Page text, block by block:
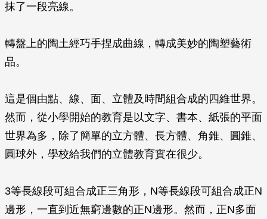
抹了一段亮線。
轉盤上的陶土經巧手捏成曲線，轉成美妙的陶塑藝術
品。
這是個由點、線、面、立體及時間組合成的四維世界。
然而，從小學開始的教育是以文字、書本、紙張的平面
世界為多，除了簡單的立方體、長方體、角錐、圓錐、
圓球外，學校給我們的立體教育實在很少。
3等長線段可組合成正三角形，N等長線段可組合成正N
邊形，一直到近無窮邊數的正N邊形。然而，正N多面